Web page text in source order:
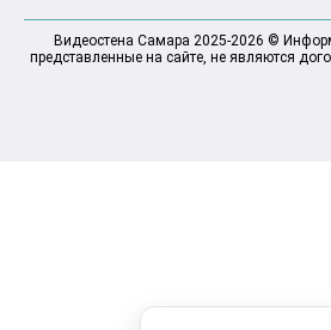
Видеостена Самара 2025-2026 ©
представленные на сайте, не являются